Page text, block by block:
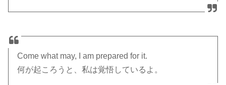
Come what may, I am prepared for it.
何が起ころうと、私は覚悟しているよ。